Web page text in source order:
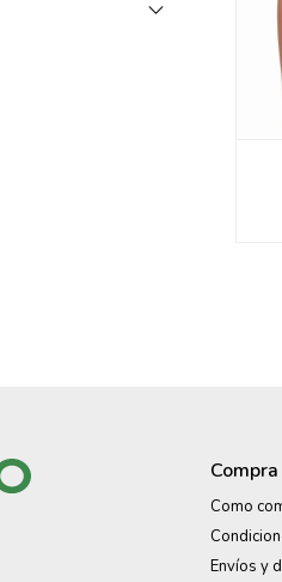
Compra
Como
Envíos y